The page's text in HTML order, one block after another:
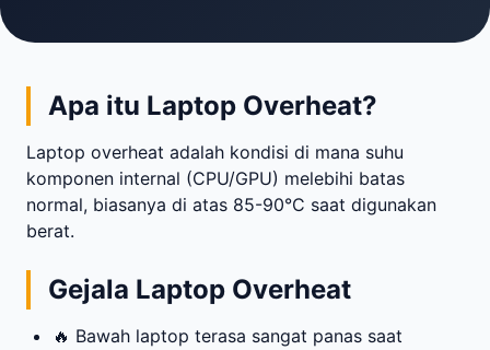
Apa itu Laptop Overheat?
Laptop overheat adalah kondisi di mana suhu
komponen internal (CPU/GPU) melebihi batas
normal, biasanya di atas 85-90°C saat digunakan
berat.
Gejala Laptop Overheat
🔥 Bawah laptop terasa sangat panas saat